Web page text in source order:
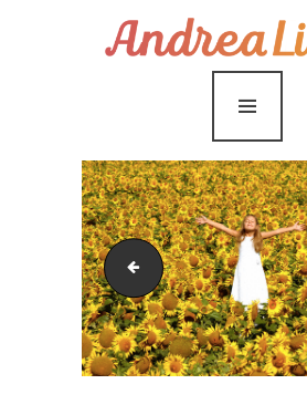
¿Cómo funciona?
Servicios
Coaching Gratis
Conóceme
Contáctame
Blog
viaje51